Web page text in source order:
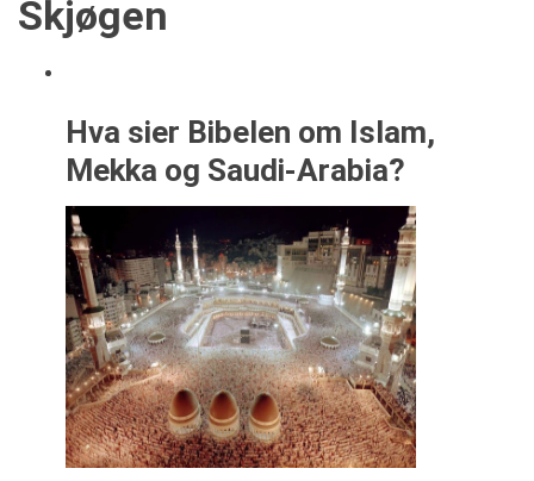
Skjøgen
Hva sier Bibelen om Islam,
Mekka og Saudi-Arabia?